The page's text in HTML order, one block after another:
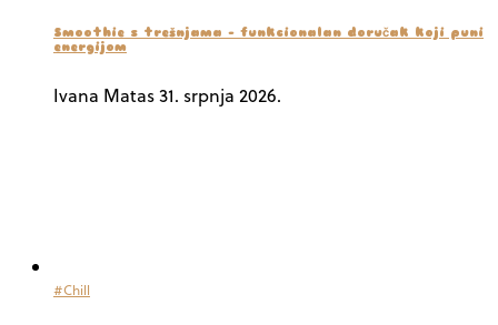
Smoothie s trešnjama – funkcionalan doručak koji puni
energijom
Ivana Matas31. srpnja 2026.
#Chill